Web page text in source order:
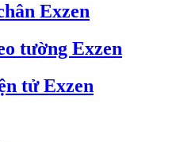
Exzen
tường Exzen
tử Exzen